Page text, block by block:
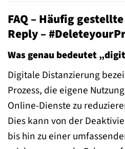
FAQ – Häufig
Reply –
Was genau bedeutet
Digitale Distanzierung
Prozess, die eigene
Online-Dienste zu
Dies kann von der
bis hin zu einer